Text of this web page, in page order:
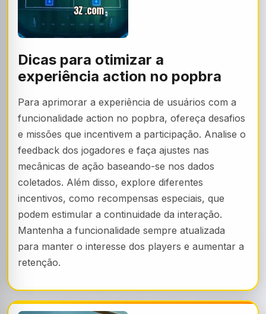
Dicas para otimizar a
experiência action no popbra
Para aprimorar a experiência de usuários com a
funcionalidade action no popbra, ofereça desafios
e missões que incentivem a participação. Analise o
feedback dos jogadores e faça ajustes nas
mecânicas de ação baseando-se nos dados
coletados. Além disso, explore diferentes
incentivos, como recompensas especiais, que
podem estimular a continuidade da interação.
Mantenha a funcionalidade sempre atualizada
para manter o interesse dos players e aumentar a
retenção.